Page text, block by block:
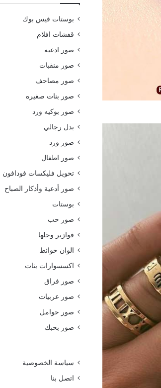
بوستات فيس بوك
قفشات افلام
صور ادعيه
صور منقبات
صور مصاحف
صور بنات صغيره
صور بوكيه ورد
بدل رجالي
صور ورد
صور اطفال
تحويل فليكسات فودافون
صور أدعية وأذكار الصباح
بوستات
صور حب
فوازير وحلها
الوان حوائط
اكسسوارات بنات
صور فراق
صور عربيات
صور حوامل
صور بحبك
سياسة الخصوصية
اتصل بنا